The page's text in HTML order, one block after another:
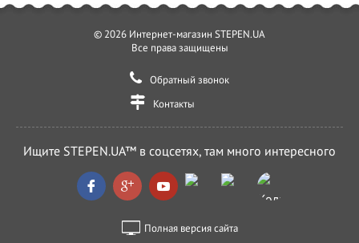
© 2026 Интернет-магазин STEPEN.UA
Все права защищены
Обратный звонок
Контакты
Ищите STEPEN.UA™ в соцсетях, там много интересного
Полная версия сайта